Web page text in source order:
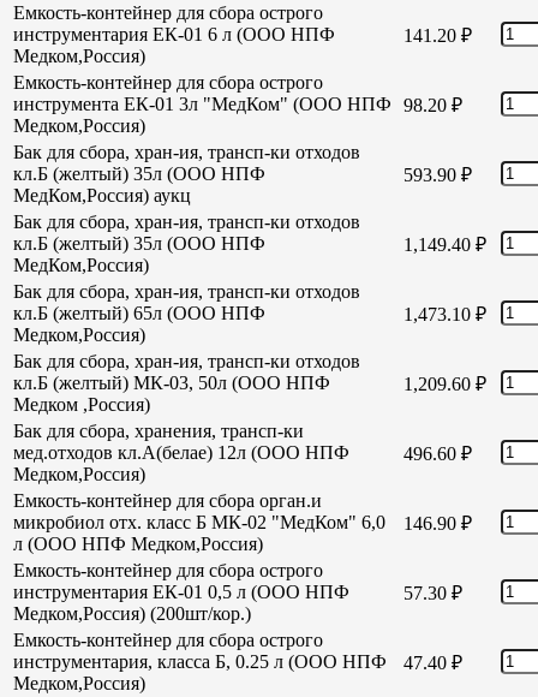
Емкость-контейнер для сбора острого
инструментария ЕК-01 6 л (ООО НПФ
Медком,Россия)
141.20 ₽
Емкость-контейнер для сбора острого
инструмента ЕК-01 3л "МедКом" (ООО НПФ
Медком,Россия)
98.20 ₽
Бак для сбора, хран-ия, трансп-ки отходов
кл.Б (желтый) 35л (ООО НПФ
МедКом,Россия) аукц
593.90 ₽
Бак для сбора, хран-ия, трансп-ки отходов
кл.Б (желтый) 35л (ООО НПФ
МедКом,Россия)
1,149.40 ₽
Бак для сбора, хран-ия, трансп-ки отходов
кл.Б (желтый) 65л (ООО НПФ
Медком,Россия)
1,473.10 ₽
Бак для сбора, хран-ия, трансп-ки отходов
кл.Б (желтый) МК-03, 50л (ООО НПФ
Медком ,Россия)
1,209.60 ₽
Бак для сбора, хранения, трансп-ки
мед.отходов кл.А(белае) 12л (ООО НПФ
Медком,Россия)
496.60 ₽
Емкость-контейнер для сбора орган.и
микробиол отх. класс Б МК-02 "МедКом" 6,0
л (ООО НПФ Медком,Россия)
146.90 ₽
Емкость-контейнер для сбора острого
инструментария ЕК-01 0,5 л (ООО НПФ
Медком,Россия) (200шт/кор.)
57.30 ₽
Емкость-контейнер для сбора острого
инструментария, класса Б, 0.25 л (ООО НПФ
Медком,Россия)
47.40 ₽